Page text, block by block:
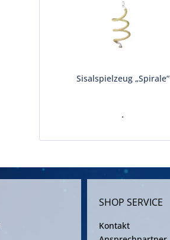
Sisalspielzeug „Spirale“
.
SHOP SERVICE
Kontakt